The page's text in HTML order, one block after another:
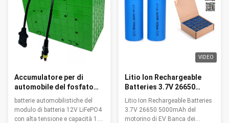
Accumulatore per di
automobile del fosfato
del ferro del litio del
modulo di batteria di ESS
EV Lifepo4 12V 145ah
batterie automobilistiche del
modulo di batteria 12V LiFePO4
con alta tensione e capacità 1.
VIDEO
Litio Ion Rechargeable
Batteries 3.7V 26650
5000mAh del motorino di
EV
Litio Ion Rechargeable Batteries
3.7V 26650 5000mAh del
motorino di EV Banca dei